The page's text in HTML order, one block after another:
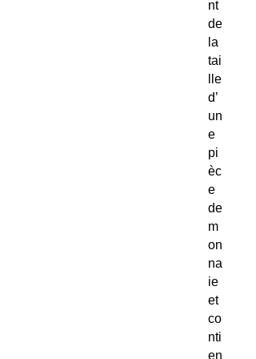
nt
de
la
tai
lle
d’
un
e
pi
èc
e
de
m
on
na
ie
et
co
nti
en